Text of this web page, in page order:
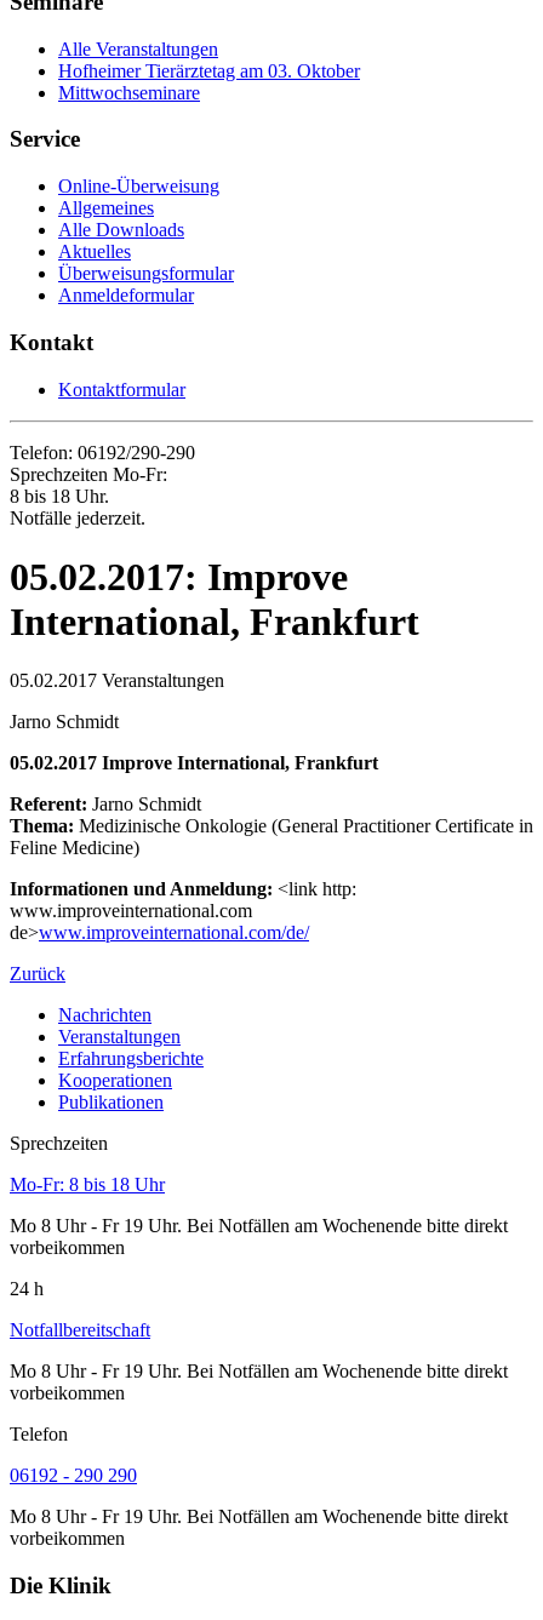
Alle Veranstaltungen
Hofheimer Tierärztetag am 03. Oktober
Mittwochseminare
Service
Online-Überweisung
Allgemeines
Alle Downloads
Aktuelles
Überweisungsformular
Anmeldeformular
Kontakt
Kontaktformular
Telefon: 06192/290-290
Sprechzeiten Mo-Fr:
8 bis 18 Uhr.
Notfälle jederzeit.
05.02.2017: Improve
International, Frankfurt
05.02.2017 Veranstaltungen
Jarno Schmidt
05.02.2017 Improve International, Frankfurt
Referent: Jarno Schmidt
Thema: Medizinische Onkologie (General Practitioner Certificate in
Feline Medicine)
Informationen und Anmeldung: <link http:
www.improveinternational.com
de>www.improveinternational.com/de/
Zurück
Nachrichten
Veranstaltungen
Erfahrungsberichte
Kooperationen
Publikationen
Sprechzeiten
Mo-Fr: 8 bis 18 Uhr
Mo 8 Uhr - Fr 19 Uhr. Bei Notfällen am Wochenende bitte direkt
vorbeikommen
24 h
Notfallbereitschaft
Mo 8 Uhr - Fr 19 Uhr. Bei Notfällen am Wochenende bitte direkt
vorbeikommen
Telefon
06192 - 290 290
Mo 8 Uhr - Fr 19 Uhr. Bei Notfällen am Wochenende bitte direkt
vorbeikommen
Die Klinik